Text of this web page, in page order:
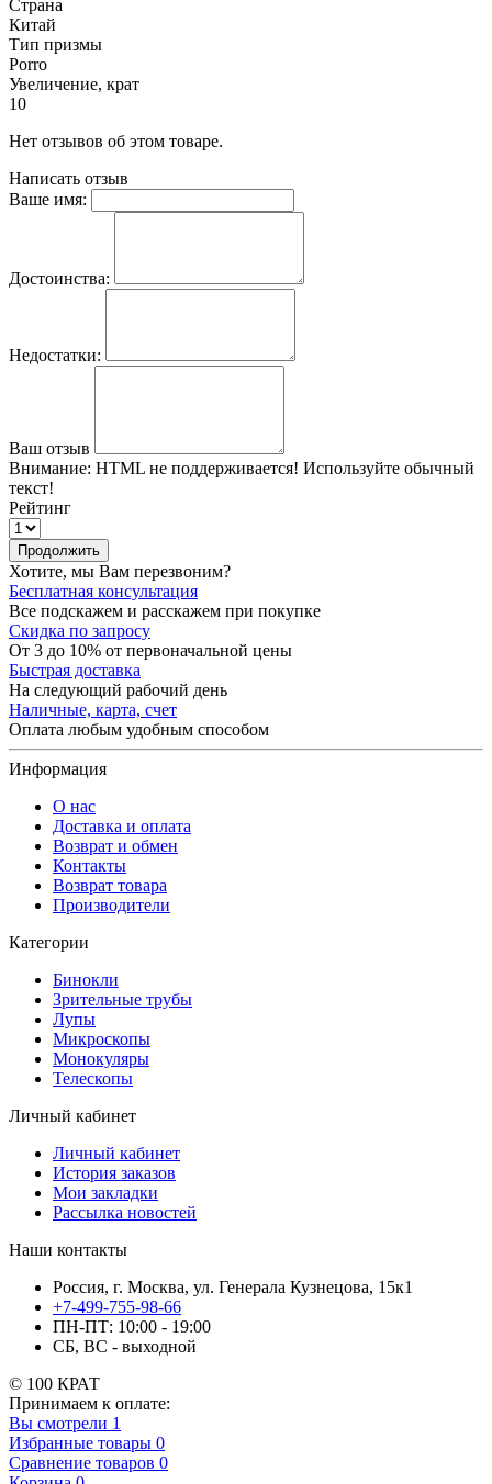
Страна
Китай
Тип призмы
Porro
Увеличение, крат
10
Нет отзывов об этом товаре.
Написать отзыв
Ваше имя:
Достоинства:
Недостатки:
Ваш отзыв
Внимание: HTML не поддерживается! Используйте обычный
текст!
Рейтинг
Продолжить
Хотите, мы Вам перезвоним?
Бесплатная консультация
Все подскажем и расскажем при покупке
Скидка по запросу
От 3 до 10% от первоначальной цены
Быстрая доставка
На следующий рабочий день
Наличные, карта, счет
Оплата любым удобным способом
Информация
О нас
Доставка и оплата
Возврат и обмен
Контакты
Возврат товара
Производители
Категории
Бинокли
Зрительные трубы
Лупы
Микроскопы
Монокуляры
Телескопы
Личный кабинет
Личный кабинет
История заказов
Мои закладки
Рассылка новостей
Наши контакты
Россия, г. Москва, ул. Генерала Кузнецова, 15к1
+7-499-755-98-66
ПН-ПТ: 10:00 - 19:00
СБ, ВС - выходной
© 100 КРАТ
Принимаем к оплате:
Вы смотрели 1
Избранные товары 0
Сравнение товаров 0